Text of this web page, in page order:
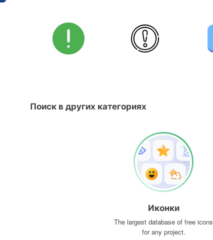
Поиск в других категориях
Иконки
The largest database of free icons
for any project.